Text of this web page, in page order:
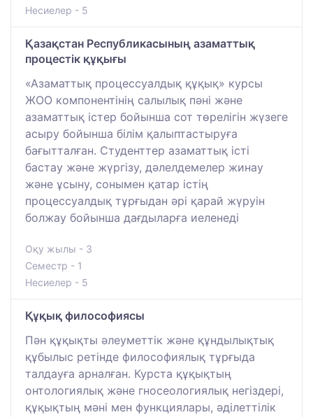
Несиелер - 5
Қазақстан Республикасының азаматтық
процестік құқығы
«Азаматтық процессуалдық құқық» курсы
ЖОО компонентінің салылық пәні және
азаматтық істер бойынша сот төрелігін жүзеге
асыру бойынша білім қалыптастыруға
бағытталған. Студенттер азаматтық істі
бастау және жүргізу, дәлелдемелер жинау
және ұсыну, сонымен қатар істің
процессуалдық тұрғыдан әрі қарай жүруін
болжау бойынша дағдыларға иеленеді
Оқу жылы - 3
Семестр - 1
Несиелер - 5
Құқық философиясы
Пән құқықты әлеуметтік және құндылықтық
құбылыс ретінде философиялық тұрғыда
талдауға арналған. Курста құқықтың
онтологиялық және гносеологиялық негіздері,
құқықтың мәні мен функциялары, әділеттілік